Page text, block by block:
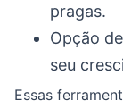
pragas.
Opção
seu
Essas